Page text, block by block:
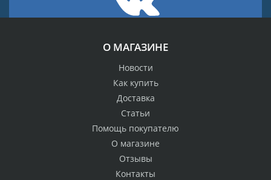
О МАГАЗИНЕ
Новости
Как купить
Доставка
Статьи
Помощь покупателю
О магазине
Отзывы
Контакты